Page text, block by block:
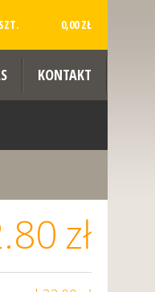
0,00 ZŁ
KONTAKT
zł